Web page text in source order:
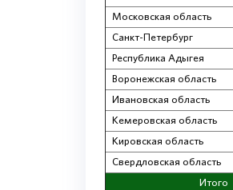
Московская область
Санкт-Петербург
Республика Адыгея
Воронежская область
Ивановская область
Кемеровская область
Кировская область
Свердловская область
Итого